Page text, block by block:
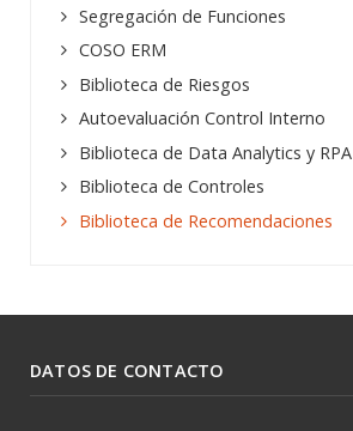
Segregación de Funciones
COSO ERM
Biblioteca de Riesgos
Autoevaluación Control Interno
Biblioteca de Data Analytics y RPA
Biblioteca de Controles
Biblioteca de Recomendaciones
DATOS DE CONTACTO